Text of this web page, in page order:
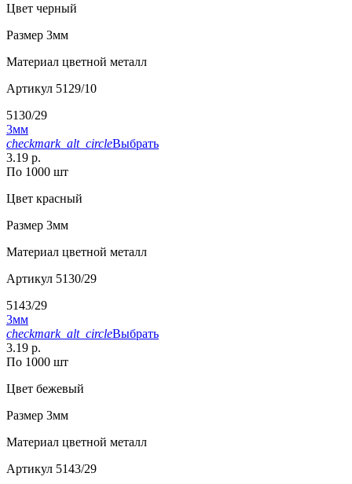
Цвет черный
Размер 3мм
Материал цветной металл
Артикул 5129/10
5130/29
3мм
checkmark_alt_circleВыбрать
3.19 р.
По 1000 шт
Цвет красный
Размер 3мм
Материал цветной металл
Артикул 5130/29
5143/29
3мм
checkmark_alt_circleВыбрать
3.19 р.
По 1000 шт
Цвет бежевый
Размер 3мм
Материал цветной металл
Артикул 5143/29